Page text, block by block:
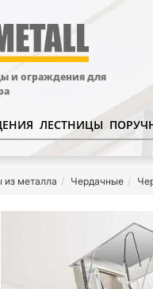
и ограждения для
ЛЕСТНИЦЫ
металла Чердачные